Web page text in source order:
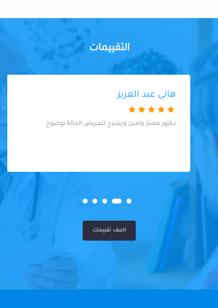
التقييمات
هانى عبد العزيز
دكتور ممتاز وامين ويشرح للمريض الحالة بوضوح
اضف تقييمك